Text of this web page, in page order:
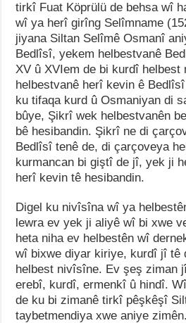
tirkî Fuat Köprülü de behsa wî
wî ya herî girîng Selîmname
jiyana Siltan Selîmê Osmanî
Bedlîsî, yekem helbestvanê
XV û XVIem de bi kurdî helbest
helbestvanê herî kevin ê
ku tifaqa kurd û Osmaniyan di
bûye, Şikrî wek helbestvanên
bê hesibandin. Şikrî ne di
Bedlîsî tenê de, di çarçoveya
kurmancan bi giştî de jî, yek ji
herî kevin tê hesibandin.
Digel ku nivîsîna wî ya
lewra ev yek ji aliyê wî bi xwe
heta niha ev helbestên wî
wî bixwe diyar kiriye, kurdî jî tê
helbest nivîsîne. Ev şeş ziman
erebî, kurdî, ermenkî û hindî.
de ku bi zimanê tirkî pêşkêşî
taybetmendiya xwe aniye